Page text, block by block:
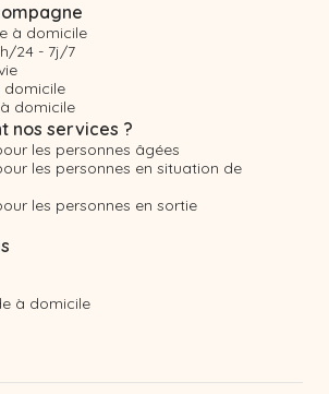
à domicile
24 - 7j/7
domicile
domicile
nos services ?
les personnes âgées
les personnes en situation de
les personnes en sortie
à domicile